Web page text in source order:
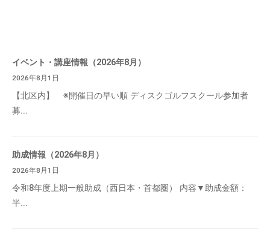
イベント・講座情報（2026年8月）
2026年8月1日
【北区内】 ※開催日の早い順 ディスクゴルフスクール参加者
募...
助成情報（2026年8月）
2026年8月1日
令和8年度上期一般助成（西日本・首都圏） 内容▼助成金額：
半...